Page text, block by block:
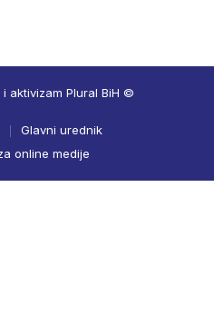
aktivizam Plural BiH ©
Glavni urednik
online medije